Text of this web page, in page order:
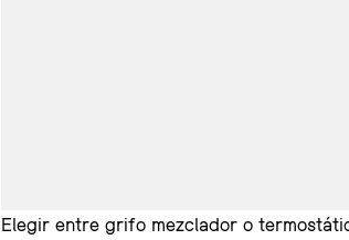
Elegir entre grifo mezclador o